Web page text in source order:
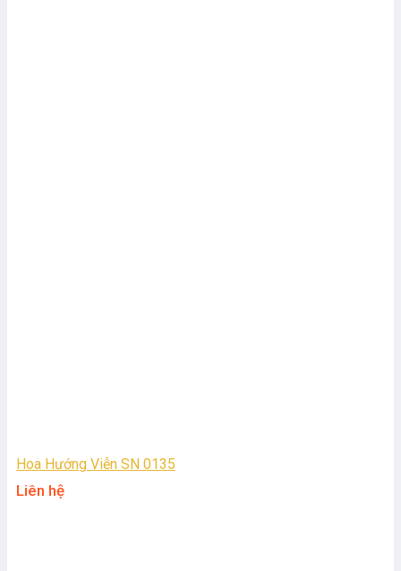
Hoa Hướng Viễn SN 0135
Liên hệ